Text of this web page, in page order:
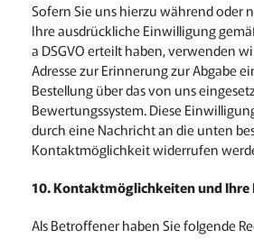
Sofern Sie uns hierzu während oder
Ihre ausdrückliche Einwilligung
a DSGVO erteilt haben, verwenden
Adresse zur Erinnerung zur Abgabe
Bestellung über das von uns
Bewertungssystem. Diese
durch eine Nachricht an die unten
Kontaktmöglichkeit widerrufen
10. Kontaktmöglichkeiten und Ihre
Als Betroffener haben Sie folgende